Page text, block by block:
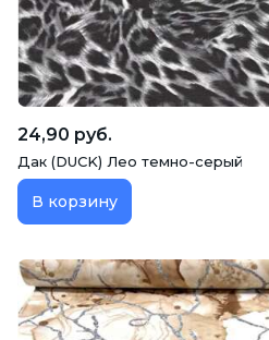
24,90 руб.
Дак (DUCK) Лео темно-серый
В корзину